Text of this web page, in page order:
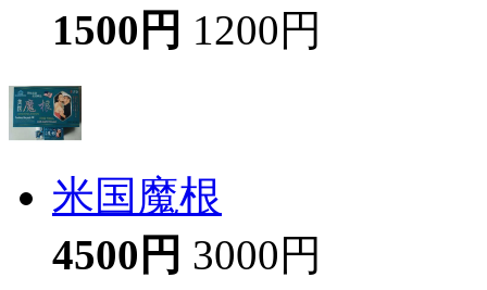
1500円 1200円
米国魔根
4500円 3000円